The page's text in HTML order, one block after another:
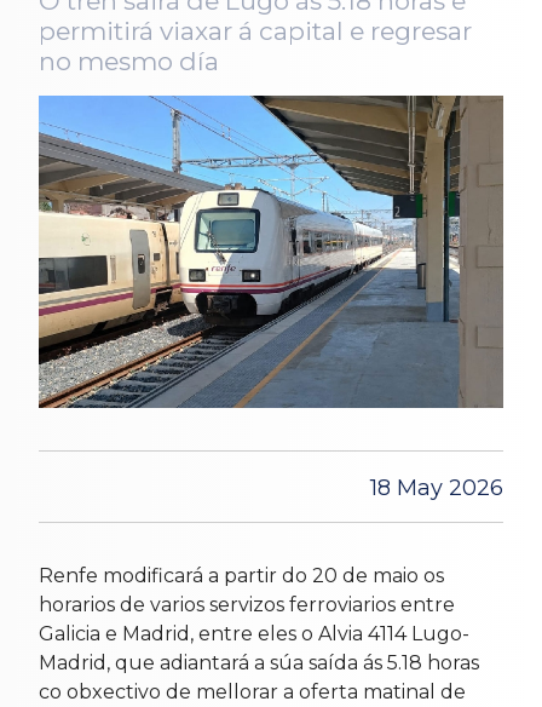
permitirá viaxar á capital e regresar
no mesmo día
18 May 2026
Renfe modificará a partir do 20 de maio os
horarios de varios servizos ferroviarios entre
Galicia e Madrid, entre eles o Alvia 4114 Lugo-
Madrid, que adiantará a súa saída ás 5.18 horas
co obxectivo de mellorar a oferta matinal de